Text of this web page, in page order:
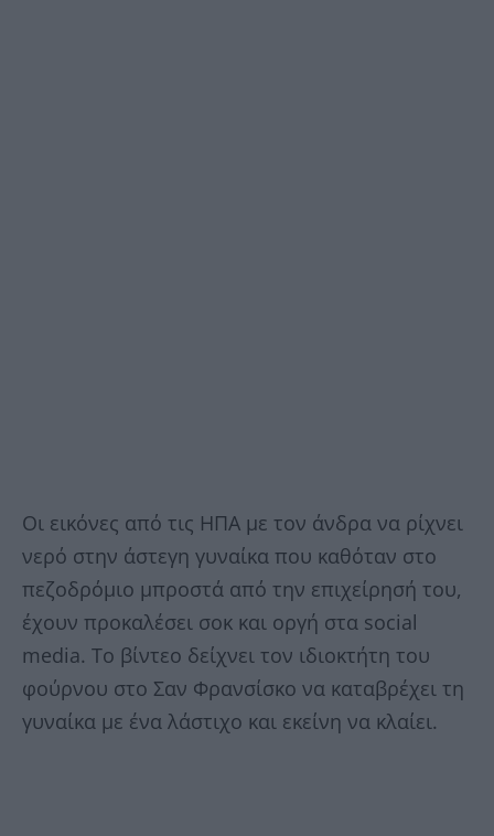
Οι εικόνες από τις ΗΠΑ με τον άνδρα να ρίχνει
νερό στην άστεγη γυναίκα που καθόταν στο
πεζοδρόμιο μπροστά από την επιχείρησή του,
έχουν προκαλέσει σοκ και οργή στα social
media. Το βίντεο δείχνει τον ιδιοκτήτη του
φούρνου στο Σαν Φρανσίσκο να καταβρέχει τη
γυναίκα με ένα λάστιχο και εκείνη να κλαίει.